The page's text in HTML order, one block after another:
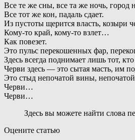
Все те же сны, все та же ночь, город
Все тот же кон, падаль сдает.
Из пустоты щерится власть, козыри
Кому-то край, кому-то взлет…
Как повезет.
Это пульс перекошенных фар,
Здесь всегда поднимает лишь тот,
Черви здесь — это сытая масть, им
Это стыд непочатой вины,
Черви…
Черви…
Здесь вы можете найти слова
Оцените статью